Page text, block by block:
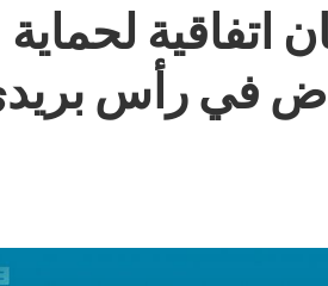
اتفاقية لحماية
في رأس